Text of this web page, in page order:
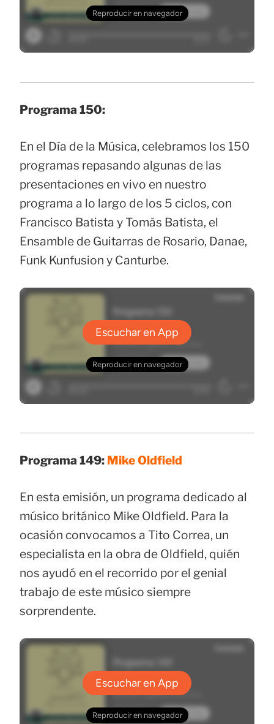
Programa 150:
En el Día de la Música, celebramos los 150
programas repasando algunas de las
presentaciones en vivo en nuestro
programa a lo largo de los 5 ciclos, con
Francisco Batista y Tomás Batista, el
Ensamble de Guitarras de Rosario, Danae,
Funk Kunfusion y Canturbe.
Programa 149: Mike Oldfield
En esta emisión, un programa dedicado al
músico británico Mike Oldfield. Para la
ocasión convocamos a Tito Correa, un
especialista en la obra de Oldfield, quién
nos ayudó en el recorrido por el genial
trabajo de este músico siempre
sorprendente.